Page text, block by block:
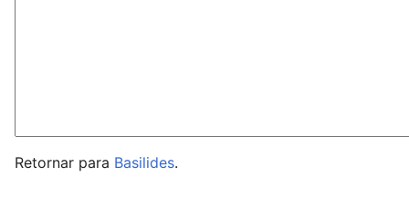
Retornar para Basilides.